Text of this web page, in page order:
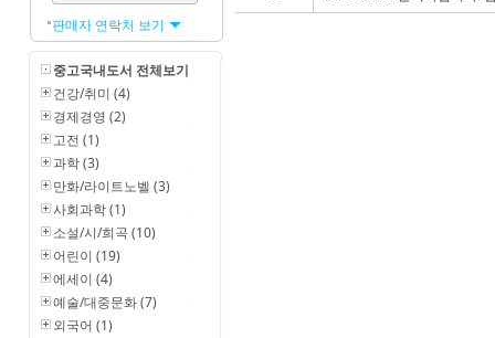
판매자 연락처 보기
중고국내도서 전체보기
건강/취미 (4)
경제경영 (2)
고전 (1)
과학 (3)
만화/라이트노벨 (3)
사회과학 (1)
소설/시/희곡 (10)
어린이 (19)
에세이 (4)
예술/대중문화 (7)
외국어 (1)